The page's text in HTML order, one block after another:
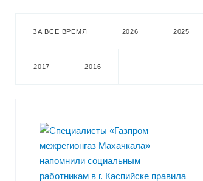
ЗА ВСЕ ВРЕМЯ 2026 2025
2017 2016